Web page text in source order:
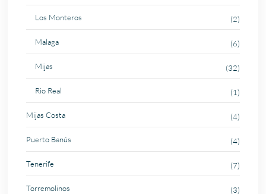
Los Monteros (2)
Malaga (6)
Mijas (32)
Rio Real (1)
Mijas Costa (4)
Puerto Banús (4)
Tenerife (7)
Torremolinos (3)